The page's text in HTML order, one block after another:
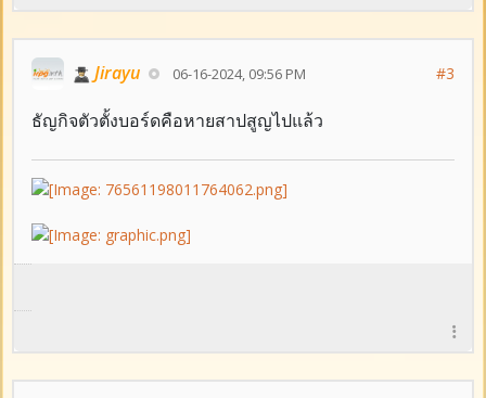
Jirayu 06-16-2024, 09:56 PM #3
ธัญกิจตัวตั้งบอร์ดคือหายสาปสูญไปแล้ว